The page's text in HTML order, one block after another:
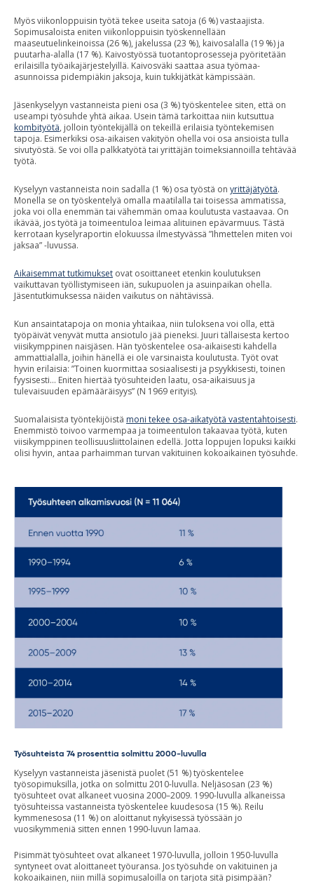
Myös viikonloppuisin työtä tekee useita satoja (6 %) vastaajista.
Sopimusaloista eniten viikonloppuisin työskennellään
maaseutuelinkeinoissa (26 %), jakelussa (23 %), kaivosalalla (19 %) ja
puutarha-alalla (17 %). Kaivostyössä tuotantoprosesseja pyöritetään
erilaisilla työaikajärjestelyillä. Kaivosväki saattaa asua työmaa-
asunnoissa pidempiäkin jaksoja, kuin tukkijätkät kämpissään.
Jäsenkyselyyn vastanneista pieni osa (3 %) työskentelee siten, että on
useampi työsuhde yhtä aikaa. Usein tämä tarkoittaa niin kutsuttua
kombityötä, jolloin työntekijällä on tekeillä erilaisia työntekemisen
tapoja. Esimerkiksi osa-aikaisen vakityön ohella voi osa ansioista tulla
sivutyöstä. Se voi olla palkkatyötä tai yrittäjän toimeksiannoilla tehtävää
työtä.
Kyselyyn vastanneista noin sadalla (1 %) osa työstä on yrittäjätyötä.
Monella se on työskentelyä omalla maatilalla tai toisessa ammatissa,
joka voi olla enemmän tai vähemmän omaa koulutusta vastaavaa. On
ikävää, jos työtä ja toimeentuloa leimaa alituinen epävarmuus. Tästä
kerrotaan kyselyraportin elokuussa ilmestyvässä ”Ihmettelen miten voi
jaksaa” -luvussa.
Aikaisemmat tutkimukset ovat osoittaneet etenkin koulutuksen
vaikuttavan työllistymiseen iän, sukupuolen ja asuinpaikan ohella.
Jäsentutkimuksessa näiden vaikutus on nähtävissä.
Kun ansaintatapoja on monia yhtaikaa, niin tuloksena voi olla, että
työpäivät venyvät mutta ansiotulo jää pieneksi. Juuri tällaisesta kertoo
viisikymppinen naisjäsen. Hän työskentelee osa-aikaisesti kahdella
ammattialalla, joihin hänellä ei ole varsinaista koulutusta. Työt ovat
hyvin erilaisia: ”Toinen kuormittaa sosiaalisesti ja psyykkisesti, toinen
fyysisesti… Eniten hiertää työsuhteiden laatu, osa-aikaisuus ja
tulevaisuuden epämääräisyys” (N 1969 erityis).
Suomalaisista työntekijöistä moni tekee osa-aikatyötä vastentahtoisesti.
Enemmistö toivoo varmempaa ja toimeentulon takaavaa työtä, kuten
viisikymppinen teollisuusliittolainen edellä. Jotta loppujen lopuksi kaikki
olisi hyvin, antaa parhaimman turvan vakituinen kokoaikainen työsuhde.
Työsuhteista 74 prosenttia solmittu 2000-luvulla
Kyselyyn vastanneista jäsenistä puolet (51 %) työskentelee
työsopimuksilla, jotka on solmittu 2010-luvulla. Neljäsosan (23 %)
työsuhteet ovat alkaneet vuosina 2000–2009. 1990-luvulla alkaneissa
työsuhteissa vastanneista työskentelee kuudesosa (15 %). Reilu
kymmenesosa (11 %) on aloittanut nykyisessä työssään jo
vuosikymmeniä sitten ennen 1990-luvun lamaa.
Pisimmät työsuhteet ovat alkaneet 1970-luvulla, jolloin 1950-luvulla
syntyneet ovat aloittaneet työuransa. Jos työsuhde on vakituinen ja
kokoaikainen, niin millä sopimusaloilla on tarjota sitä pisimpään?